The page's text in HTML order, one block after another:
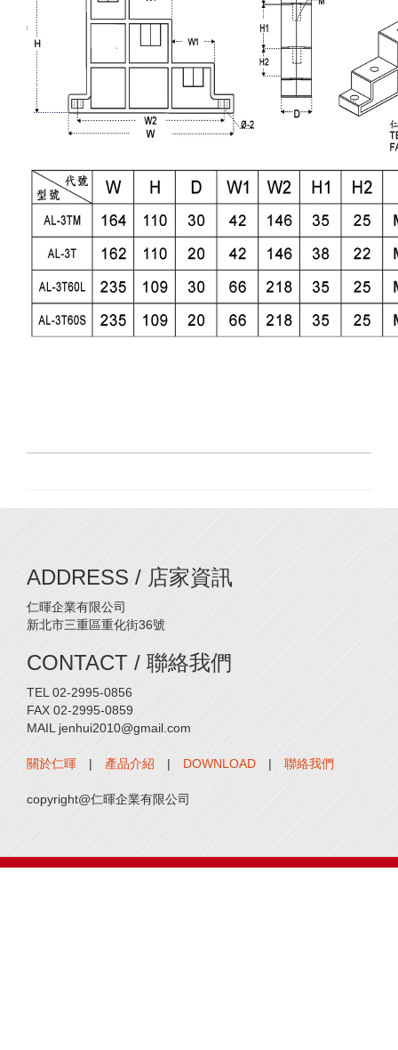
ADDRESS / 店家資訊
仁暉企業有限公司
新北市三重區重化街36號
CONTACT / 聯絡我們
TEL 02-2995-0856
FAX 02-2995-0859
MAIL jenhui2010@gmail.com
關於仁暉 | 產品介紹 | DOWNLOAD | 聯絡我們
copyright@仁暉企業有限公司